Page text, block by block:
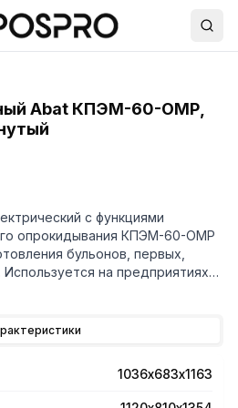
Abat КПЭМ-60-ОМР,
с функциями
опрокидывания КПЭМ-60-ОМР
бульонов, первых,
на предприятиях
или в составе
нержавеющей стали AISI 304.
ручного привода.
1036х683х1163